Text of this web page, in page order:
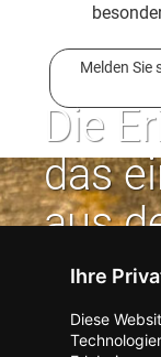
Ihre
Diese
Melden Sie
Die
das
aus